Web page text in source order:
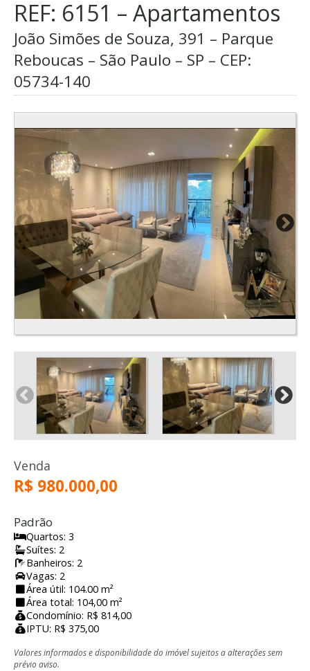
REF: 6151 – Apartamentos
João Simões de Souza, 391 – Parque
Reboucas – São Paulo – SP – CEP:
05734-140
Venda
R$ 980.000,00
Padrão
Quartos: 3
Suítes: 2
Banheiros: 2
Vagas: 2
Área útil: 104.00 m²
Área total: 104,00 m²
Condomínio: R$ 814,00
IPTU: R$ 375,00
Valores informados e disponibilidade do imóvel sujeitos a alterações sem
prévio aviso.